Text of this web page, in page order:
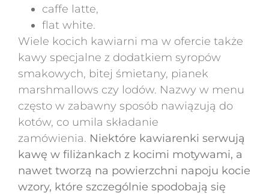
caffe latte,
flat white.
Wiele kocich kawiarni ma w ofercie także
kawy specjalne z dodatkiem syropów
smakowych, bitej śmietany, pianek
marshmallows czy lodów. Nazwy w menu
często w zabawny sposób nawiązują do
kotów, co umila składanie
zamówienia. Niektóre kawiarenki serwują
kawę w filiżankach z kocimi motywami, a
nawet tworzą na powierzchni napoju kocie
wzory, które szczególnie spodobają się